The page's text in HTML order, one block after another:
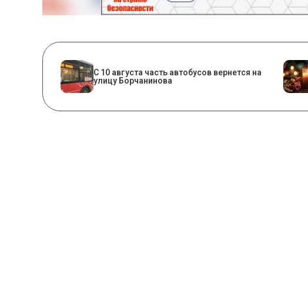
С 10 августа часть автобусов вернется на
улицу Борчанинова